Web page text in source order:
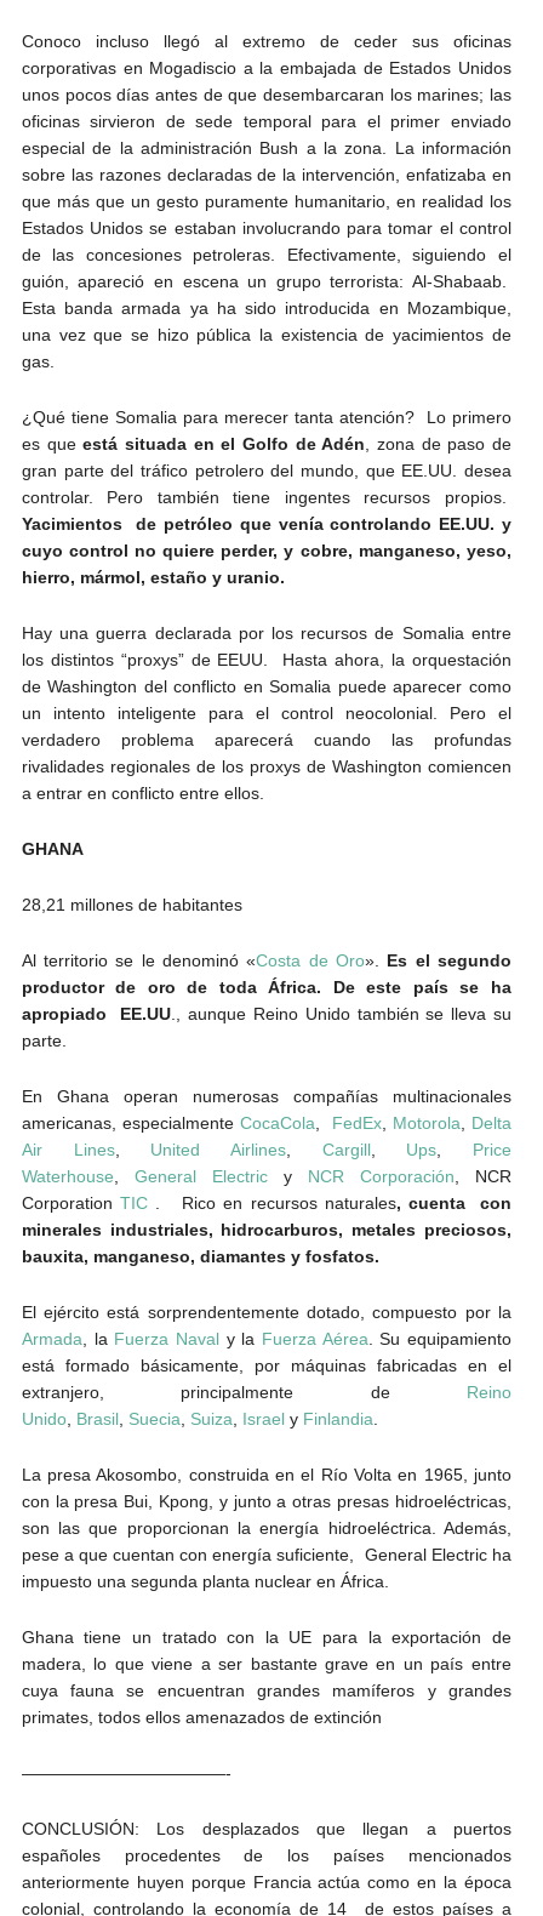
Conoco incluso llegó al extremo de ceder sus oficinas
corporativas en Mogadiscio a la embajada de Estados Unidos
unos pocos días antes de que desembarcaran los marines; las
oficinas sirvieron de sede temporal para el primer enviado
especial de la administración Bush a la zona. La información
sobre las razones declaradas de la intervención, enfatizaba en
que más que un gesto puramente humanitario, en realidad los
Estados Unidos se estaban involucrando para tomar el control
de las concesiones petroleras. Efectivamente, siguiendo el
guión, apareció en escena un grupo terrorista: Al-Shabaab.
Esta banda armada ya ha sido introducida en Mozambique,
una vez que se hizo pública la existencia de yacimientos de
gas.
¿Qué tiene Somalia para merecer tanta atención? Lo primero
es queestá situada en el Golfo de Adén, zona de paso de
gran parte del tráfico petrolero del mundo, que EE.UU. desea
controlar. Pero también tiene ingentes recursos propios.
Yacimientos de petróleo que venía controlando EE.UU. y
cuyo control no quiere perder, y cobre, manganeso, yeso,
hierro, mármol, estaño y uranio.
Hay una guerra declarada por los recursos de Somalia entre
los distintos “proxys” de EEUU. Hasta ahora, la orquestación
de Washington del conflicto en Somalia puede aparecer como
un intento inteligente para el control neocolonial. Pero el
verdadero problema aparecerá cuando las profundas
rivalidades regionales de los proxys de Washington comiencen
a entrar en conflicto entre ellos.
GHANA
28,21 millones de habitantes
Al territorio se le denominó «Costa de Oro». Es el segundo
productor de oro de toda África.
De este país se ha
apropiado EE.UU., aunque Reino Unido también se lleva su
parte.
En Ghana operan numerosas compañías multinacionales
americanas, especialmente CocaCola, FedEx, Motorola, Delta
Air Lines, United Airlines, Cargill, Ups, Price
Waterhouse, General Electricy NCR Corporación, NCR
Corporation TIC . Rico en recursos naturales, cuenta con
minerales industriales, hidrocarburos, metales preciosos,
bauxita, manganeso, diamantes y fosfatos.
El ejército está sorprendentemente dotado, compuesto por la
Armada, la Fuerza Navaly la Fuerza Aérea. Su equipamiento
está formado básicamente, por máquinas fabricadas en el
extranjero, principalmente de Reino
Unido, Brasil, Suecia, Suiza, Israely Finlandia.
La presa Akosombo, construida en el Río Volta en 1965, junto
con la presa Bui, Kpong, y junto a otras presas hidroeléctricas,
son las que proporcionan la energía hidroeléctrica. Además,
pese a que cuentan con energía suficiente, General Electric ha
impuesto una segunda planta nuclear en África.
Ghana tiene un tratado con la UE para la exportación de
madera, lo que viene a ser bastante grave en un país entre
cuya fauna se encuentran grandes mamíferos y grandes
primates, todos ellos amenazados de extinción
————————————-
CONCLUSIÓN: Los desplazados que llegan a puertos
españoles procedentes de los países mencionados
anteriormente huyen porque Francia actúa como en la época
colonial, controlando la economía de 14 de estos países a